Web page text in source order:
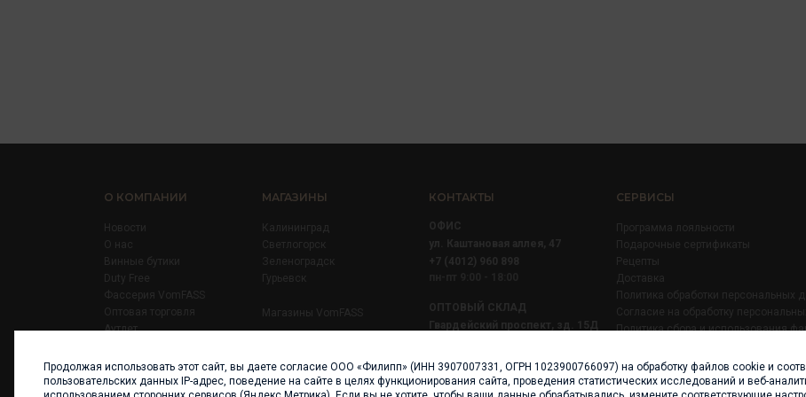
О КОМПАНИИ
Новости
О нас
Винные бутики
Duty Free
Фассерия VomFASS
Оптовая торговля
Аутлет
Карьера
Контакты
МАГАЗИНЫ
Калининград
Светлогорск
Зеленоградск
Гурьевск
Магазины VomFASS
КОНТАКТЫ
ОФИС
ул. Каштановая аллея, 47
+7 (4012) 960 898
ОПТОВЫЙ СКЛАД
Гвардейский проспект, зд. 15Д
пн-пт 8:00 - 17:00
СЕРВИСЫ
Программа лояльности
Подарочные сертификаты
Рецепты
Доставка
Политика обработки персональных
Согласие на обработку
Политика сбора и использования
Продолжая использовать этот сайт, вы даете согласие ООО «Филипп» (ИНН 3907007331, ОГРН 1023900766097) на обработку файлов cookie и
пользовательских данных IP-адрес, поведение на сайте в целях функционирования сайта, проведения статистических исследований и веб-